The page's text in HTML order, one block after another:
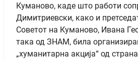
Куманово, каде што работи
Димитриевски, како и
Советот на Куманово, Ивана
така од ЗНАМ, била
„хуманитарна акција“ од